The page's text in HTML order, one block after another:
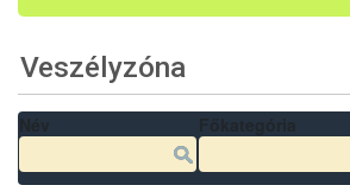
Veszélyzóna